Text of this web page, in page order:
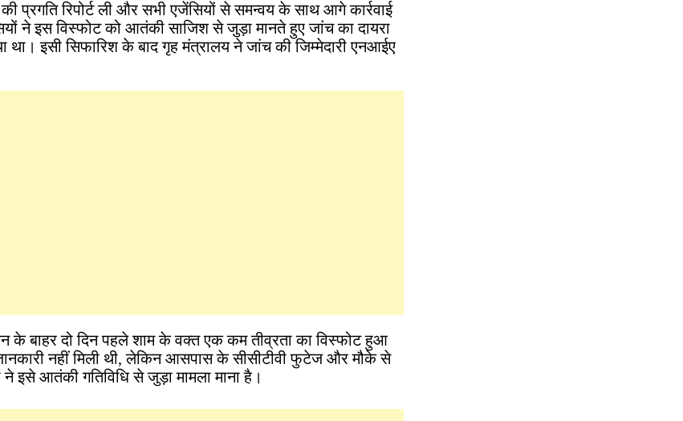
प्रगति रिपोर्ट ली और सभी एजेंसियों से समन्वय के साथ आगे कार्रवाई
ने इस विस्फोट को आतंकी साजिश से जुड़ा मानते हुए जांच का दायरा
था। इसी सिफारिश के बाद गृह मंत्रालय ने जांच की जिम्मेदारी एनआईए
के बाहर दो दिन पहले शाम के वक्त एक कम तीव्रता का विस्फोट हुआ
नहीं मिली थी, लेकिन आसपास के सीसीटीवी फुटेज और मौके से
इसे आतंकी गतिविधि से जुड़ा मामला माना है।